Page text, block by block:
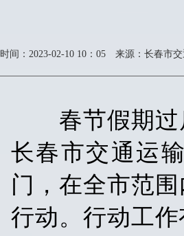
时间：2023-02-10 10：05 来源：长春市
春节假期过
长春市交通运
门，在全市范
行动。行动工